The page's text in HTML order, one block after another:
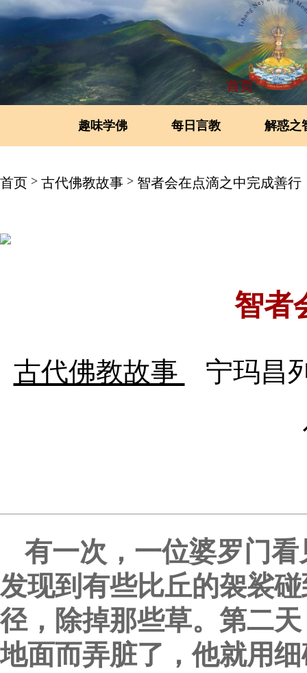
首页
趣味学佛 每日言教 解惑之
首页 > 古代佛教故事 > 智者会在点滴之中完成善行
智者
古代佛教故事
宁玛昌
有一次，一位婆罗门
发现到有些比丘的袈裟
径，除掉那些草。第二
地面而弄脏了，他就用